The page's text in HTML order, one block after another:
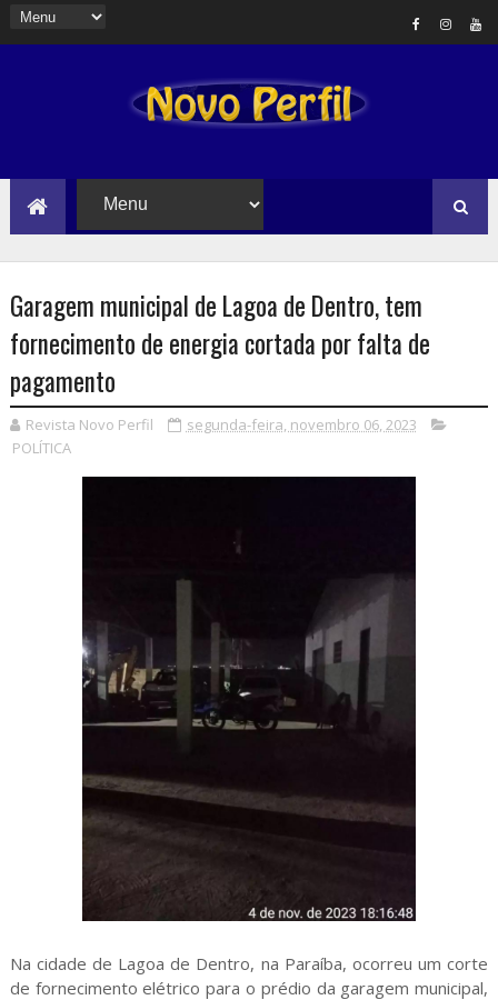
Garagem municipal de Lagoa de Dentro, tem
fornecimento de energia cortada por falta de
pagamento
Revista Novo Perfil
segunda-feira, novembro 06, 2023
POLÍTICA
Na cidade de Lagoa de Dentro, na Paraíba, ocorreu um corte
de fornecimento elétrico para o prédio da garagem municipal,